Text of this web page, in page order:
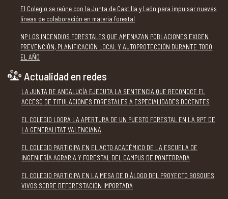
El Colegio se reúne con la Junta de Castilla y León para impulsar nuevas
líneas de colaboración en materia forestal
NP LOS INCENDIOS FORESTALES QUE AMENAZAN POBLACIONES EXIGEN
PREVENCIÓN, PLANIFICACIÓN LOCAL Y AUTOPROTECCIÓN DURANTE TODO
EL AÑO
Actualidad en redes
LA JUNTA DE ANDALUCÍA EJECUTA LA SENTENCIA QUE RECONOCE EL
ACCESO DE TITULACIONES FORESTALES A ESPECIALIDADES DOCENTES
EL COLEGIO LOGRA LA APERTURA DE UN PUESTO FORESTAL EN LA RPT DE
LA GENERALITAT VALENCIANA
EL COLEGIO PARTICIPA EN EL ACTO ACADÉMICO DE LA ESCUELA DE
INGENIERÍA AGRARIA Y FORESTAL DEL CAMPUS DE PONFERRADA
EL COLEGIO PARTICIPA EN LA MESA DE DIÁLOGO DEL PROYECTO BOSQUES
VIVOS SOBRE DEFORESTACIÓN IMPORTADA